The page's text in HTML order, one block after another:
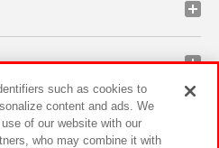
such as cookies to
content and ads. We
of our website with our
who may combine it with